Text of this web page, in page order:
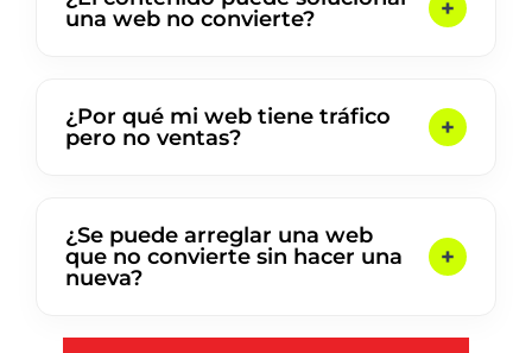
una web no convierte?
¿Por qué mi web tiene tráfico
pero no ventas?
¿Se puede arreglar una web
que no convierte sin hacer una
nueva?